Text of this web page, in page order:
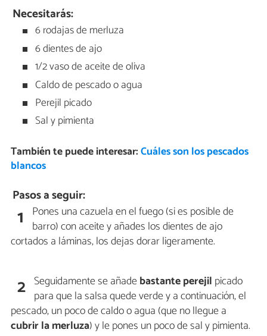
Necesitarás:
6 rodajas de merluza
6 dientes de ajo
1/2 vaso de aceite de oliva
Caldo de pescado o agua
Perejil picado
Sal y pimienta
También te puede interesar:Cuáles son los pescados
blancos
Pasos a seguir:
1 Pones una cazuela en el fuego (si es posible de
barro) con aceite y añades los dientes de ajo
cortados a láminas, los dejas dorar ligeramente.
2 Seguidamente se añadebastante perejil picado
para que la salsa quede verde y a continuación, el
pescado, un poco de caldo o agua (que no llegue a
cubrir la merluza) y le pones un poco de sal y pimienta.